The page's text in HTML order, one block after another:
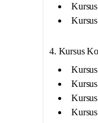
4. Kursus